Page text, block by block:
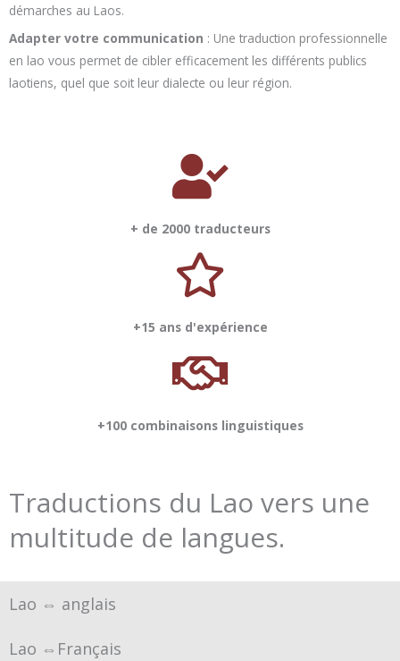
démarches au Laos.
Adapter votre communication : Une traduction professionnelle
en lao vous permet de cibler efficacement les différents publics
laotiens, quel que soit leur dialecte ou leur région.
+ de 2000 traducteurs
+15 ans d'expérience
+100 combinaisons linguistiques
Traductions du Lao vers une
multitude de langues.
Lao ⇔ anglais
Lao ⇔Français